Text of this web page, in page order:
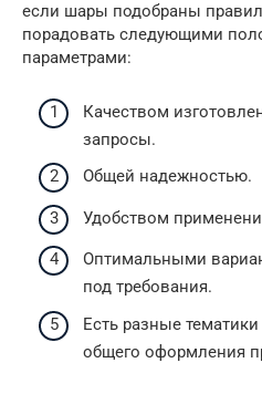
если шары подобраны
порадовать следующими
параметрами:
Качеством
запросы.
Общей надежностью.
Удобством
Оптимальными
под требования.
Есть разные
общего оформления